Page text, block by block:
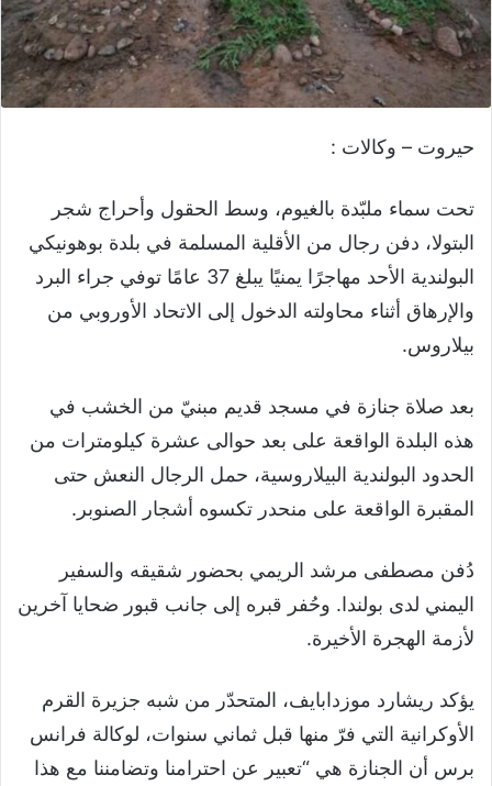
حيروت – وكالات :
تحت سماء ملبّدة بالغيوم، وسط الحقول وأحراج شجر
البتولا، دفن رجال من الأقلية المسلمة في بلدة بوهونيكي
البولندية الأحد مهاجرًا يمنيًا يبلغ 37 عامًا توفي جراء البرد
والإرهاق أثناء محاولته الدخول إلى الاتحاد الأوروبي من
بيلاروس.
بعد صلاة جنازة في مسجد قديم مبنيّ من الخشب في
هذه البلدة الواقعة على بعد حوالى عشرة كيلومترات من
الحدود البولندية البيلاروسية، حمل الرجال النعش حتى
المقبرة الواقعة على منحدر تكسوه أشجار الصنوبر.
دُفن مصطفى مرشد الريمي بحضور شقيقه والسفير
اليمني لدى بولندا. وحُفر قبره إلى جانب قبور ضحايا آخرين
لأزمة الهجرة الأخيرة.
يؤكد ريشارد موزدابايف، المتحدّر من شبه جزيرة القرم
الأوكرانية التي فرّ منها قبل ثماني سنوات، لوكالة فرانس
برس أن الجنازة هي “تعبير عن احترامنا وتضامننا مع هذا